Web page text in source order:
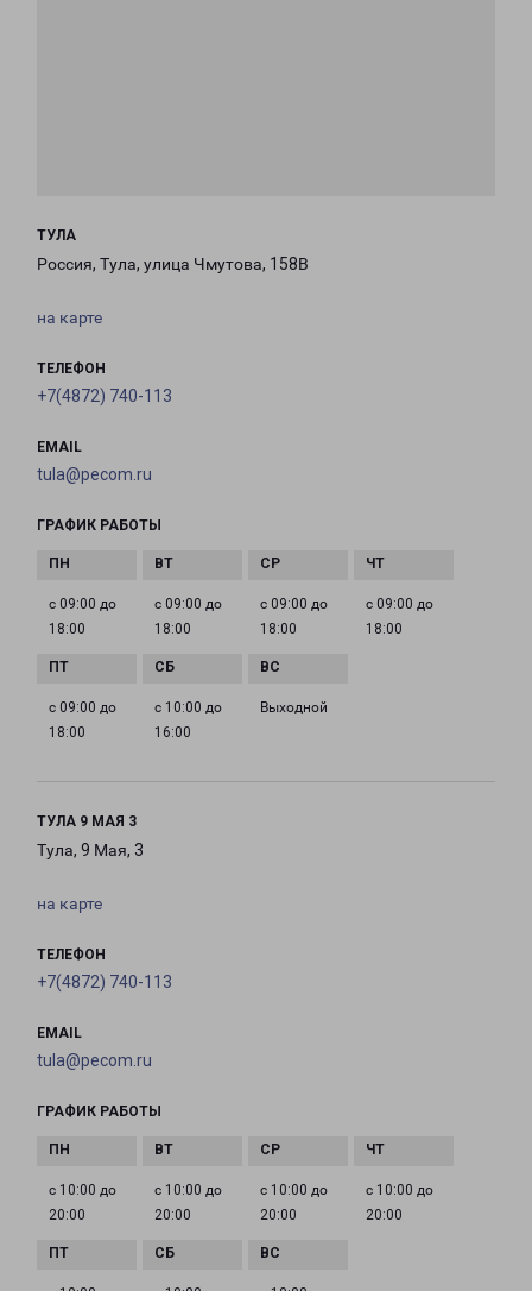
ТУЛА
Россия, Тула, улица Чмутова, 158В
на карте
ТЕЛЕФОН
+7(4872) 740-113
EMAIL
tula@pecom.ru
ГРАФИК РАБОТЫ
с 09:00 до
18:00
с 09:00 до
18:00
с 09:00 до
18:00
с 09:00 до
18:00
с 09:00 до
18:00
с 10:00 до
16:00
Выходной
ТУЛА 9 МАЯ 3
Тула, 9 Мая, 3
на карте
ТЕЛЕФОН
+7(4872) 740-113
EMAIL
tula@pecom.ru
ГРАФИК РАБОТЫ
с 10:00 до
20:00
с 10:00 до
20:00
с 10:00 до
20:00
с 10:00 до
20:00